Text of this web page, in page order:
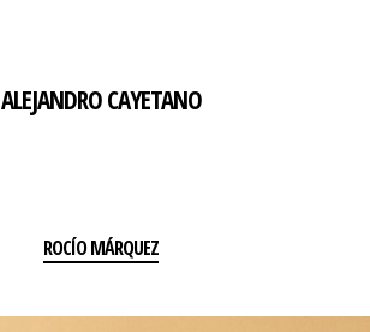
ALEJANDRO CAYETANO
ROCÍO MÁRQUEZ